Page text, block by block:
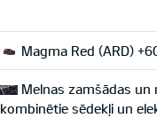
Magma Red (ARD)
Melnas zamšādas un
kombinētie sēdekļi un